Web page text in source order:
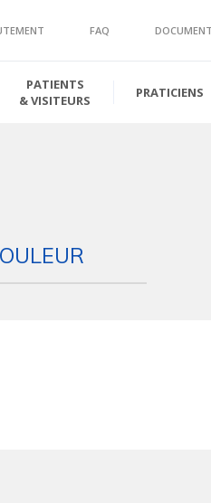
FAQ
PATIENTS
& VISITEURS
PRATICIENS